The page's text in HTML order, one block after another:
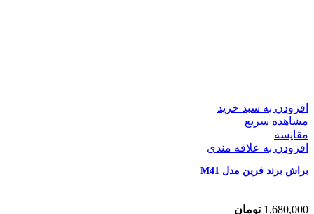
افزودن به سبد خرید
مشاهده سریع
مقایسه
افزودن به علاقه مندی
براش برند فرین مدل M41
1,680,000 تومان